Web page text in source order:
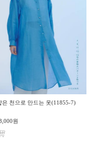
855 얇은 천으로 만드는 옷(11855-7)
원